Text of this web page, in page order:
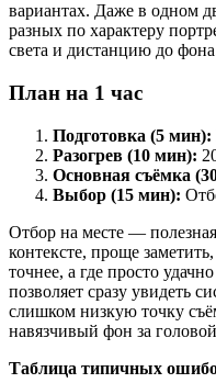
вариантах. Даже в одном
разных по характеру
света и дистанцию до
План на 1 час
Подготовка (5 мин):
Разогрев (10 мин):
Основная съёмка
Выбор (15 мин):
Отбор на месте —
контексте, проще
точнее, а где просто
позволяет сразу увидеть
слишком низкую точку
навязчивый фон за
Таблица типичных